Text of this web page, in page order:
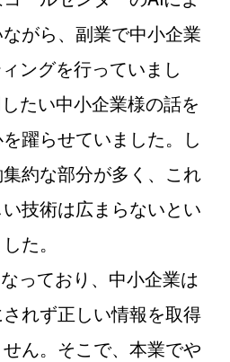
がら、副業で中小企業
ングを行っていまし
たい中小企業様の話を
躍らせていました。し
約な部分が多く、これ
技術は広まらないとい
た。
っており、中小企業は
れず正しい情報を取得
ん。そこで、本業でや